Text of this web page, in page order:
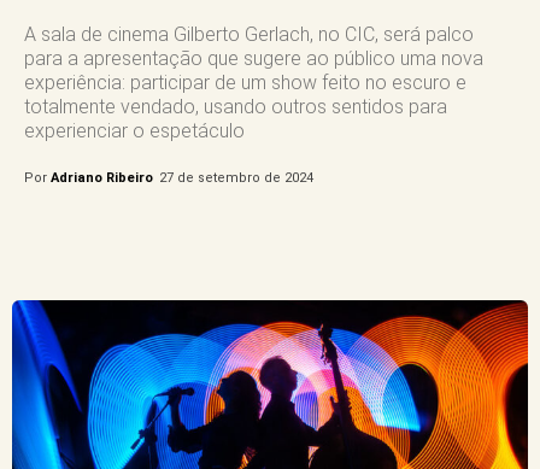
A sala de cinema Gilberto Gerlach, no CIC, será palco
para a apresentação que sugere ao público uma nova
experiência: participar de um show feito no escuro e
totalmente vendado, usando outros sentidos para
experienciar o espetáculo
Por Adriano Ribeiro 27 de setembro de 2024